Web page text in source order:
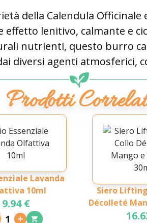
della Calendula Officinale
lenitivo, calmante e
nutrienti, questo burro
diversi agenti atmosferici,
Prodotti
Lavanda
10ml
9.94 €
1
Siero
Décolleté